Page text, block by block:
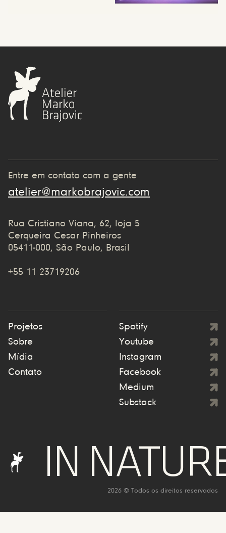
Entre em contato com a gente
atelier@markobrajovic.com
Rua Cristiano Viana, 62, loja 5
Cerqueira Cesar Pinheiros
05411-000, São Paulo, Brasil
+55 11 23719206
Projetos
Sobre
Mídia
Contato
Spotify
Youtube
Instagram
Facebook
Medium
Substack
WE
2026 © Todos os direitos reservados